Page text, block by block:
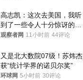
高志凯：这次去美国，我听
到了一些令人十分惊讶的消
息
观察者网 11小时前 44评论
又是北大数院07级！苏炜杰
获“统计学界的诺贝尔奖”
环球网 5小时前 30评论